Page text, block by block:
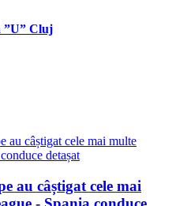
”U” Cluj
au câștigat cele mai